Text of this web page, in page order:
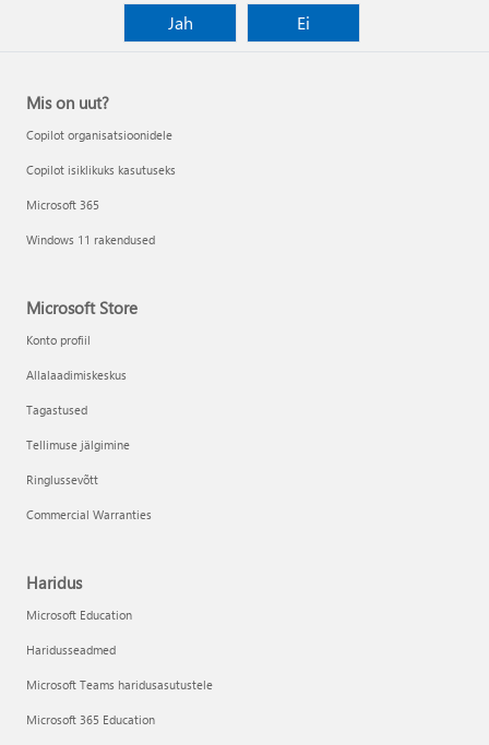
Jah
Ei
Mis on uut?
Copilot organisatsioonidele
Copilot isiklikuks kasutuseks
Microsoft 365
Windows 11 rakendused
Microsoft Store
Konto profiil
Allalaadimiskeskus
Tagastused
Tellimuse jälgimine
Ringlussevõtt
Commercial Warranties
Haridus
Microsoft Education
Haridusseadmed
Microsoft Teams haridusasutustele
Microsoft 365 Education